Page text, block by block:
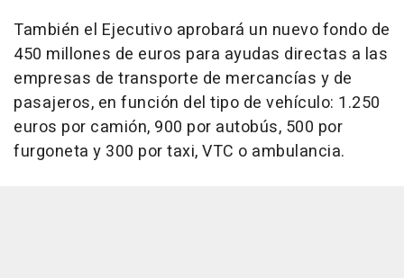
También el Ejecutivo aprobará un nuevo fondo de
450 millones de euros para ayudas directas a las
empresas de transporte de mercancías y de
pasajeros, en función del tipo de vehículo: 1.250
euros por camión, 900 por autobús, 500 por
furgoneta y 300 por taxi, VTC o ambulancia.